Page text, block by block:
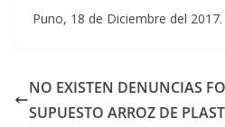
Puno, 18 de Diciembre del 2017.
NO EXISTEN DENUNCIAS
SUPUESTO ARROZ DE